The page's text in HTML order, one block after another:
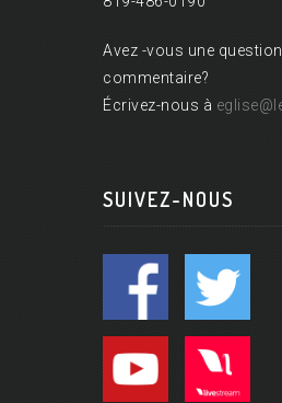
Avez -vous une
commentaire?
Écrivez-nous à
SUIVEZ-NOUS